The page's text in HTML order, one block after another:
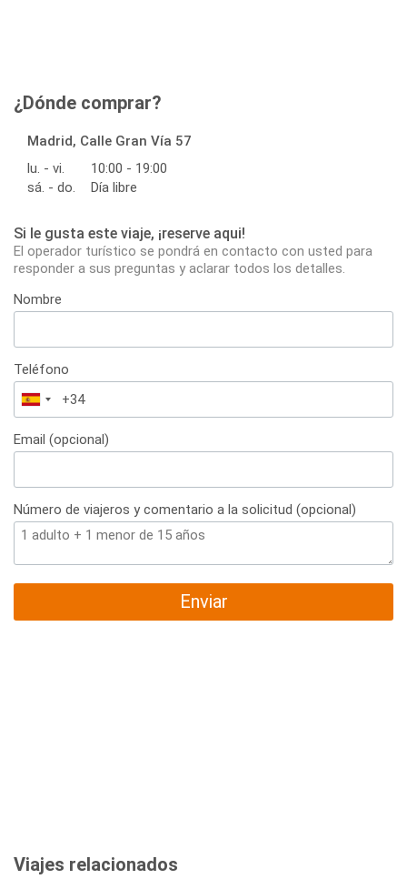
¿Dónde comprar?
Madrid, Calle Gran Vía 57
lu. - vi.
10:00 - 19:00
sá. - do.
Día libre
Si le gusta este viaje, ¡reserve aqui!
El operador turístico se pondrá en contacto con usted para
responder a sus preguntas y aclarar todos los detalles.
Nombre
Teléfono
España
+34
Email (opcional)
Número de viajeros y comentario a la solicitud (opcional)
Enviar
Viajes relacionados